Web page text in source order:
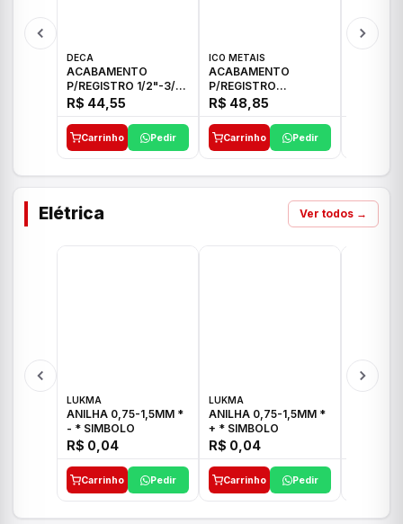
DECA
ACABAMENTO
P/REGISTRO 1/2"-3/4"
E 1"C21.PQ DECA
R$ 44,55
Carrinho Pedir
ICO METAIS
ACABAMENTO
P/REGISTRO
1/2"-3/4"-1" ACB M
CS 33 ICO
R$ 48,85
Carrinho Pedir
Elétrica Ver todos →
LUKMA
ANILHA 0,75-1,5MM *
- * SIMBOLO
R$ 0,04
Carrinho Pedir
LUKMA
ANILHA 0,75-1,5MM *
+ * SIMBOLO
R$ 0,04
Carrinho Pedir